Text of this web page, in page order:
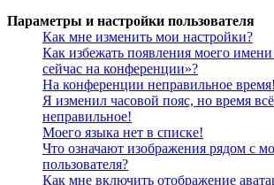
Параметры и настройки пользователя
Как мне изменить мои настройки?
Как избежать появления моего
сейчас на конференции»?
На конференции неправильное время!
Я изменил часовой пояс, но время
неправильное!
Моего языка нет в списке!
Что означают изображения рядом с
пользователя?
Как мне включить отображение